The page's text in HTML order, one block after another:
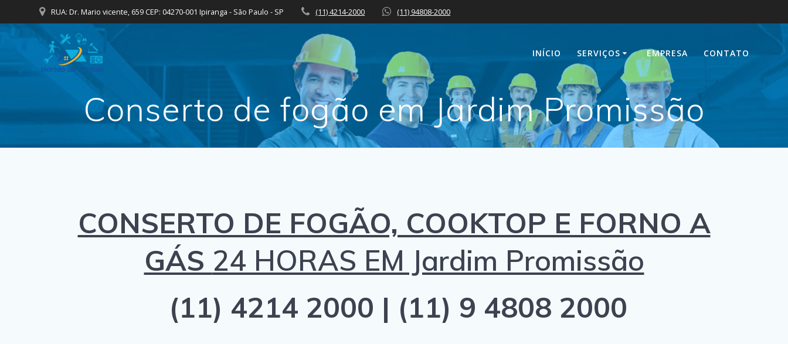
to
RUA: Dr. Mario vicente, 659 CEP: 04270-001 Ipiranga - São Paulo - SP (11) 4214-2000 (11) 94808-2000
INÍCIO SERVIÇOS EMPRESA CONTATO
Conserto de fogão em Jardim Promissão
CONSERTO DE FOGÃO, COOKTOP E FORNO A
GÁS 24 HORAS EM Jardim Promissão
(11) 4214 2000 | (11) 9 4808 2000